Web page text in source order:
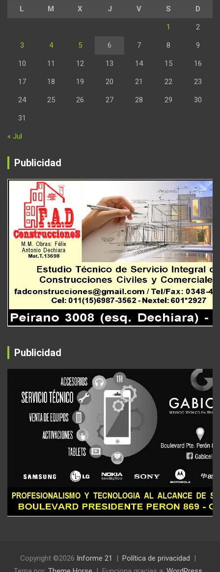
L M X J V S D
1 2
3 4 5 6 7 8 9
10 11 12 13 14 15 16
17 18 19 20 21 22 23
24 25 26 27 28 29 30
31
« Jul
Publicidad
Publicidad
Copyright ©2026 Informe 21
Política de privacidad